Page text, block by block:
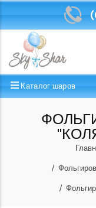
Каталог шаров